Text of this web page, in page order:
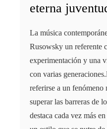
eterna
La música
Rusowsky un referente
experimentación y una
con varias
referirse a un fenómeno
superar las barreras de
destaca cada vez más